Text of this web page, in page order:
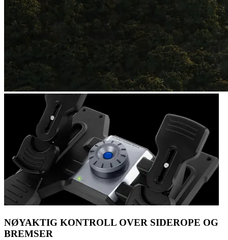
NØYAKTIG KONTROLL OVER SIDEROPE OG
BREMSER